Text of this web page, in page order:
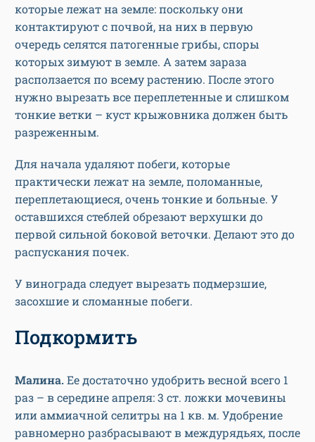
которые лежат на земле: поскольку они
контактируют с почвой, на них в первую
очередь селятся патогенные грибы, споры
которых зимуют в земле. А затем зараза
расползается по всему растению. После этого
нужно вырезать все переплетенные и слишком
тонкие ветки – куст крыжовника должен быть
разреженным.
Для начала удаляют побеги, которые
практически лежат на земле, поломанные,
переплетающиеся, очень тонкие и больные. У
оставшихся стеблей обрезают верхушки до
первой сильной боковой веточки. Делают это до
распускания почек.
У винограда следует вырезать подмерзшие,
засохшие и сломанные побеги.
Подкормить
Малина.Ее достаточно удобрить весной всего 1
раз – в середине апреля: 3 ст. ложки мочевины
или аммиачной селитры на 1 кв. м. Удобрение
равномерно разбрасывают в междурядьях, после